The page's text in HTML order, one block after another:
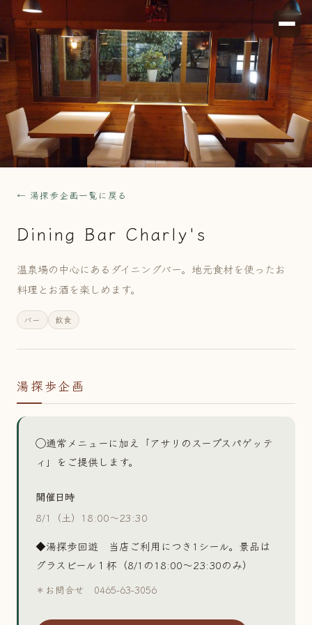
← 湯探歩企画一覧に戻る
Dining Bar Charly's
温泉場の中心にあるダイニングバー。地元食材を使ったお
料理とお酒を楽しめます。
バー 飲食
湯探歩企画
◯通常メニューに加え「アサリのスープスパゲッテ
ィ」をご提供します。
開催日時
8/1（土）18:00〜23:30
◆湯探歩回遊 当店ご利用につき1シール。景品は
グラスビール１杯（8/1の18:00〜23:30のみ）
＊お問合せ 0465-63-3056